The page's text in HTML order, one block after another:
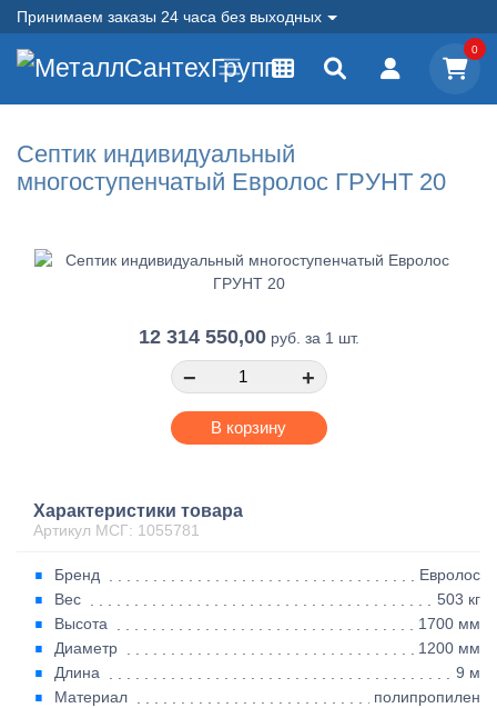
Принимаем заказы 24 часа без выходных
0
Септик индивидуальный
многоступенчатый Евролос ГРУНТ 20
12 314 550,00руб. за 1 шт.
− +
В корзину
Характеристики товара
Артикул МСГ: 1055781
Бренд
Евролос
Вес
503 кг
Высота
1700 мм
Диаметр
1200 мм
Длина
9 м
Материал
полипропилен